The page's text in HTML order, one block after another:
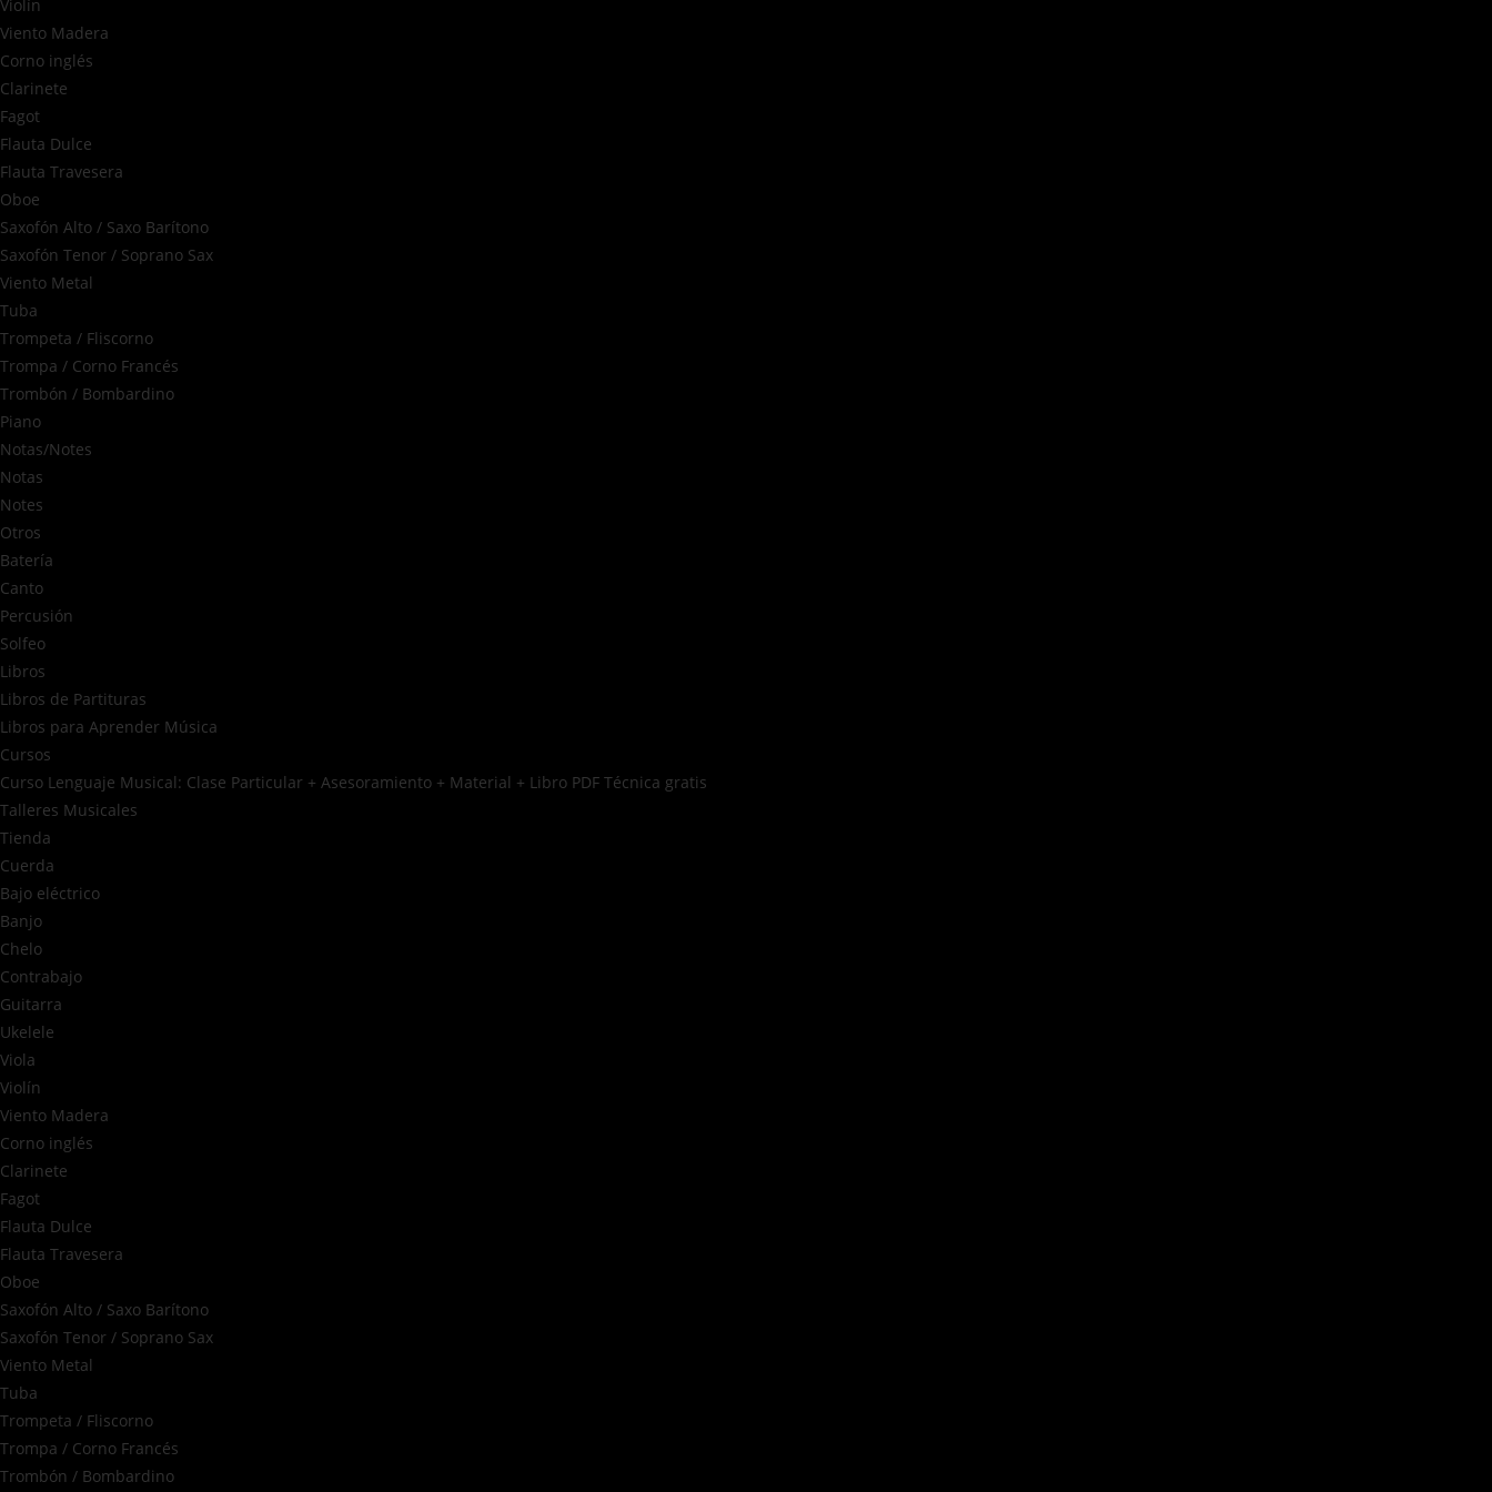
Violín
Viento Madera
Corno inglés
Clarinete
Fagot
Flauta Dulce
Flauta Travesera
Oboe
Saxofón Alto / Saxo Barítono
Saxofón Tenor / Soprano Sax
Viento Metal
Tuba
Trompeta / Fliscorno
Trompa / Corno Francés
Trombón / Bombardino
Piano
Notas/Notes
Notas
Notes
Otros
Batería
Canto
Percusión
Solfeo
Libros
Libros de Partituras
Libros para Aprender Música
Cursos
Curso Lenguaje Musical: Clase Particular + Asesoramiento + Material + Libro PDF Técnica gratis
Talleres Musicales
Tienda
Cuerda
Bajo eléctrico
Banjo
Chelo
Contrabajo
Guitarra
Ukelele
Viola
Violín
Viento Madera
Corno inglés
Clarinete
Fagot
Flauta Dulce
Flauta Travesera
Oboe
Saxofón Alto / Saxo Barítono
Saxofón Tenor / Soprano Sax
Viento Metal
Tuba
Trompeta / Fliscorno
Trompa / Corno Francés
Trombón / Bombardino